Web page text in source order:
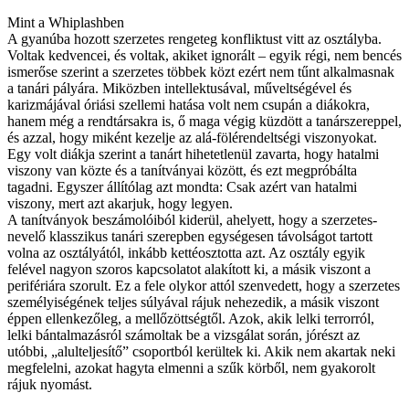
Mint a Whiplashben
A gyanúba hozott szerzetes rengeteg konfliktust vitt az osztályba.
Voltak kedvencei, és voltak, akiket ignorált – egyik régi, nem bencés
ismerőse szerint a szerzetes többek közt ezért nem tűnt alkalmasnak
a tanári pályára. Miközben intellektusával, műveltségével és
karizmájával óriási szellemi hatása volt nem csupán a diákokra,
hanem még a rendtársakra is, ő maga végig küzdött a tanárszereppel,
és azzal, hogy miként kezelje az alá-fölérendeltségi viszonyokat.
Egy volt diákja szerint a tanárt hihetetlenül zavarta, hogy hatalmi
viszony van közte és a tanítványai között, és ezt megpróbálta
tagadni. Egyszer állítólag azt mondta: Csak azért van hatalmi
viszony, mert azt akarjuk, hogy legyen.
A tanítványok beszámolóiból kiderül, ahelyett, hogy a szerzetes-
nevelő klasszikus tanári szerepben egységesen távolságot tartott
volna az osztályától, inkább kettéosztotta azt. Az osztály egyik
felével nagyon szoros kapcsolatot alakított ki, a másik viszont a
perifériára szorult. Ez a fele olykor attól szenvedett, hogy a szerzetes
személyiségének teljes súlyával rájuk nehezedik, a másik viszont
éppen ellenkezőleg, a mellőzöttségtől. Azok, akik lelki terrorról,
lelki bántalmazásról számoltak be a vizsgálat során, jórészt az
utóbbi, „alulteljesítő” csoportból kerültek ki. Akik nem akartak neki
megfelelni, azokat hagyta elmenni a szűk körből, nem gyakorolt
rájuk nyomást.